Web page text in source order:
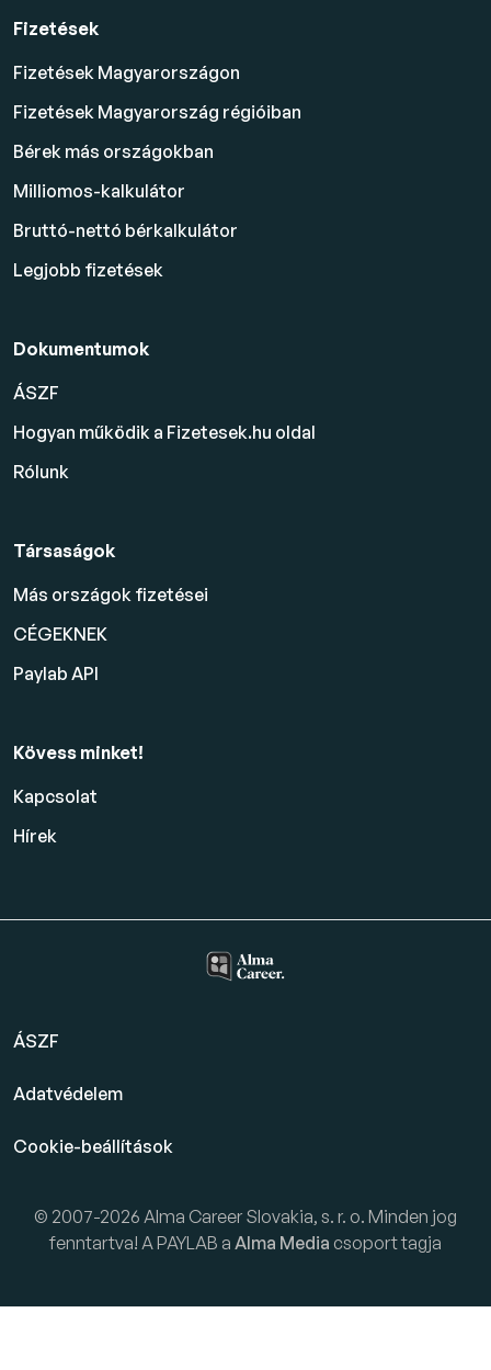
Fizetések
Fizetések Magyarországon
Fizetések Magyarország régióiban
Bérek más országokban
Milliomos-kalkulátor
Bruttó-nettó bérkalkulátor
Legjobb fizetések
Dokumentumok
ÁSZF
Hogyan működik a Fizetesek.hu oldal
Rólunk
Társaságok
Más országok fizetései
CÉGEKNEK
Paylab API
Kövess minket!
Kapcsolat
Hírek
ÁSZF
Adatvédelem
Cookie-beállítások
© 2007-2026 Alma Career Slovakia, s. r. o. Minden jog
fenntartva! A PAYLAB a Alma Media csoport tagja